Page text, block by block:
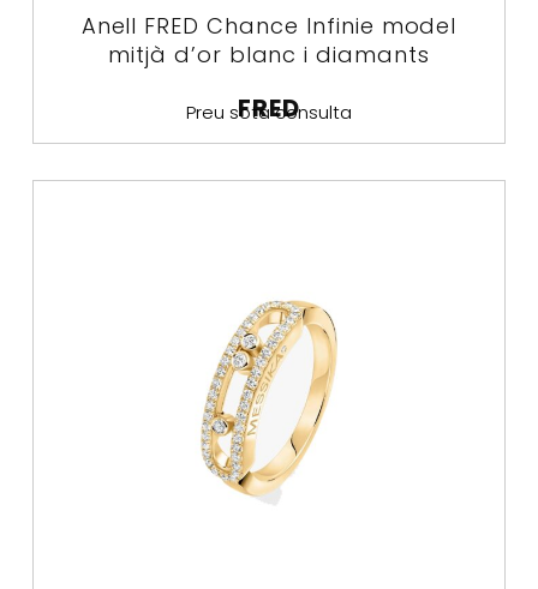
Anell FRED Chance Infinie model
mitjà d’or blanc i diamants
FRED
Preu sota consulta